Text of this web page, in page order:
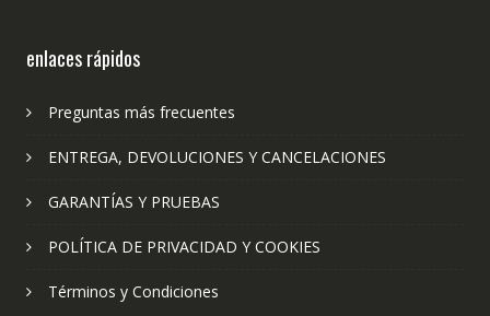
enlaces rápidos
Preguntas más frecuentes
ENTREGA, DEVOLUCIONES Y CANCELACIONES
GARANTÍAS Y PRUEBAS
POLÍTICA DE PRIVACIDAD Y COOKIES
Términos y Condiciones